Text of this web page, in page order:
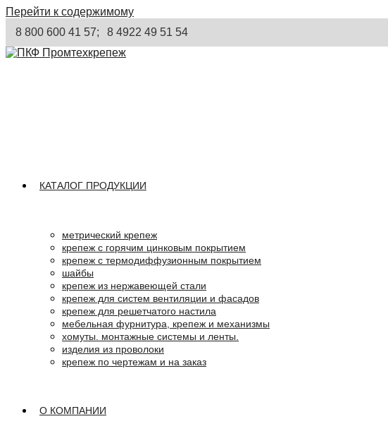
Перейти к содержимому
8 800 600 41 57;
8 4922 49 51 54
КАТАЛОГ ПРОДУКЦИИ
метрический крепеж
крепеж с горячим цинковым покрытием
крепеж с термодиффузионным покрытием
шайбы
крепеж из нержавеющей стали
крепеж для систем вентиляции и фасадов
крепеж для решетчатого настила
мебельная фурнитура, крепеж и механизмы
хомуты. монтажные системы и ленты.
изделия из проволоки
крепеж по чертежам и на заказ
О КОМПАНИИ